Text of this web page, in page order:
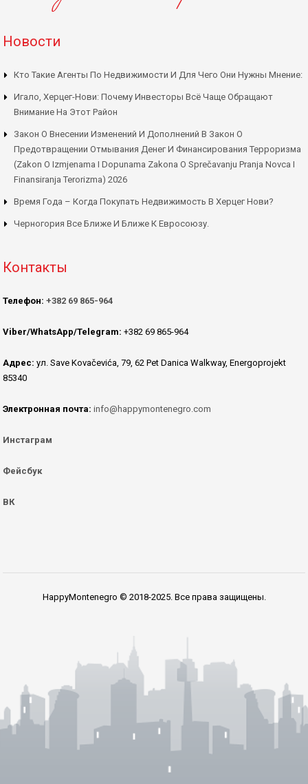
Новости
Кто Такие Агенты По Недвижимости И Для Чего Они Нужны Мнение:
Игало, Херцег-Нови: Почему Инвесторы Всё Чаще Обращают
Внимание На Этот Район
Закон О Внесении Изменений И Дополнений В Закон О
Предотвращении Отмывания Денег И Финансирования Терроризма
(Zakon O Izmjenama I Dopunama Zakona O Sprečavanju Pranja Novca I
Finansiranja Terorizma) 2026
Время Года – Когда Покупать Недвижимость В Херцег Нови?
Черногория Все Ближе И Ближе К Евросоюзу.
Контакты
Телефон: +382 69 865-964
Viber/WhatsApp/Telegram: +382 69 865-964
Адрес: ул. Save Kovačevića, 79, 62 Pet Danica Walkway, Energoprojekt
85340
Электронная почта: info@happymontenegro.com
Инстаграм
Фейсбук
ВК
HappyMontenegro © 2018-2025. Все права защищены.